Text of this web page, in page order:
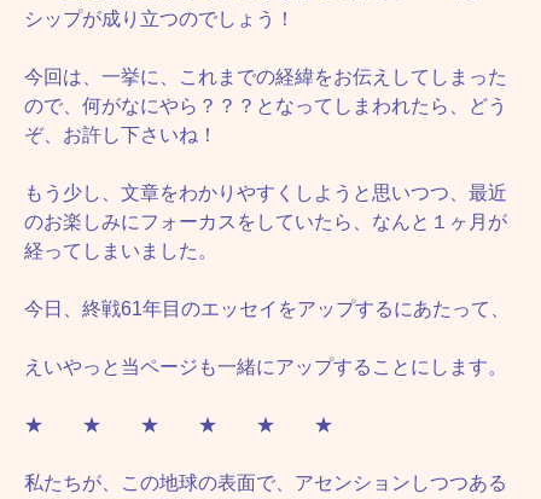
シップが成り立つのでしょう！
今回は、一挙に、これまでの経緯をお伝えしてしまった
ので、何がなにやら？？？となってしまわれたら、どう
ぞ、お許し下さいね！
もう少し、文章をわかりやすくしようと思いつつ、最近
のお楽しみにフォーカスをしていたら、なんと１ヶ月が
経ってしまいました。
今日、終戦61年目のエッセイをアップするにあたって、
えいやっと当ページも一緒にアップすることにします。
★ ★ ★ ★ ★ ★
私たちが、この地球の表面で、アセンションしつつある